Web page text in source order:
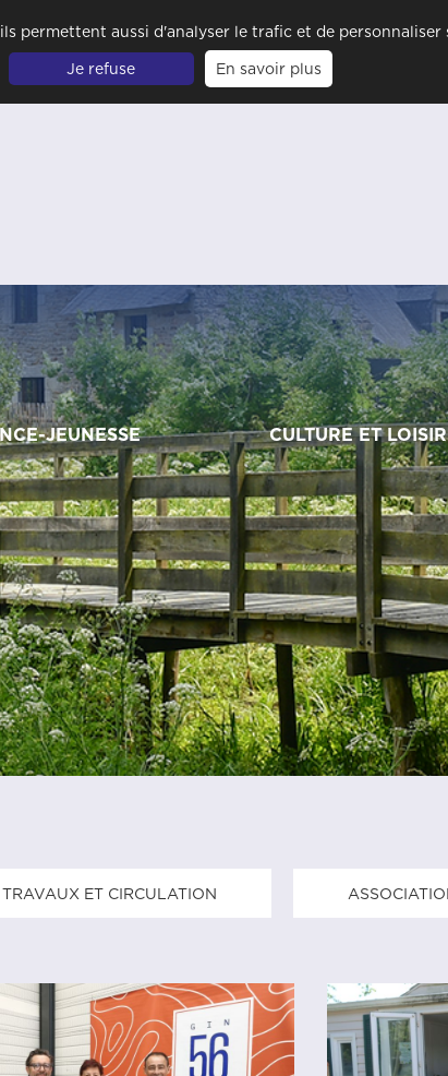
permettent aussi d'analyser le trafic et de personnaliser
Je refuse En savoir plus
JEUNESSE CULTURE ET
TRAVAUX ET CIRCULATION